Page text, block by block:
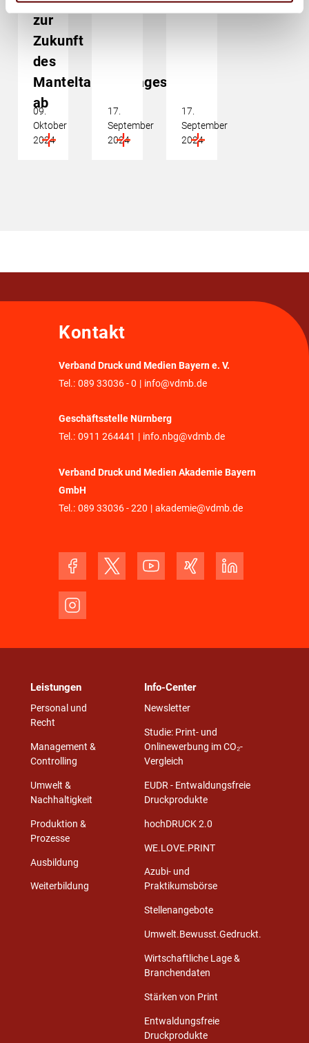
zur
Zukunft
des
Manteltarifvertrages
ab
09.
Oktober
2024
17.
September
2024
17.
September
2024
Kontakt
Verband Druck und Medien Bayern e. V.
Tel.: 089 33036 - 0 | info@vdmb.de
Geschäftsstelle Nürnberg
Tel.: 0911 264441 | info.nbg@vdmb.de
Verband Druck und Medien Akademie Bayern
GmbH
Tel.: 089 33036 - 220 | akademie@vdmb.de
Leistungen
Personal und
Recht
Management &
Controlling
Umwelt &
Nachhaltigkeit
Produktion &
Prozesse
Ausbildung
Weiterbildung
Info-Center
Newsletter
Studie: Print- und
Onlinewerbung im CO₂-
Vergleich
EUDR - Entwaldungsfreie
Druckprodukte
hochDRUCK 2.0
WE.LOVE.PRINT
Azubi- und
Praktikumsbörse
Stellenangebote
Umwelt.Bewusst.Gedruckt.
Wirtschaftliche Lage &
Branchendaten
Stärken von Print
Entwaldungsfreie
Druckprodukte